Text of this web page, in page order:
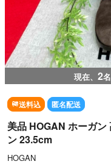
現在、 2
送料込 匿名配送
美品 HOGAN ホーガン
ン 23.5cm
HOGAN